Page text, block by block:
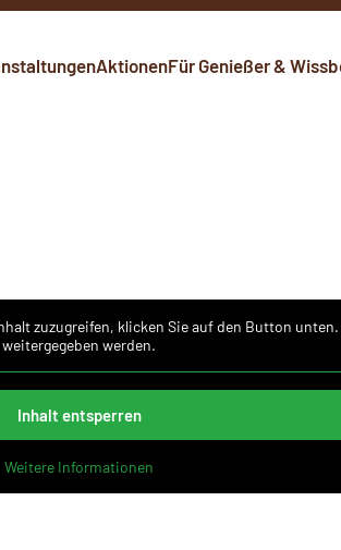
AktionenFür Genießer &
zuzugreifen, klicken Sie auf den Button
weitergegeben werden.
Inhalt entsperren
Weitere Informationen